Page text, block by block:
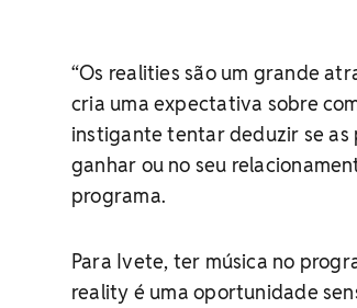
“Os realities são um grande
cria uma expectativa sobre
instigante tentar deduzir se as
ganhar ou no seu
programa.
Para Ivete, ter música no
reality é uma oportunidade